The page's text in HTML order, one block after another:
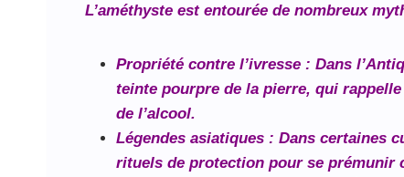
L’améthyste est entourée de nombreux
Propriété contre l’ivresse : Dans
teinte pourpre de la pierre, qui
de l’alcool.
Légendes asiatiques : Dans certaines
rituels de protection pour se prémunir